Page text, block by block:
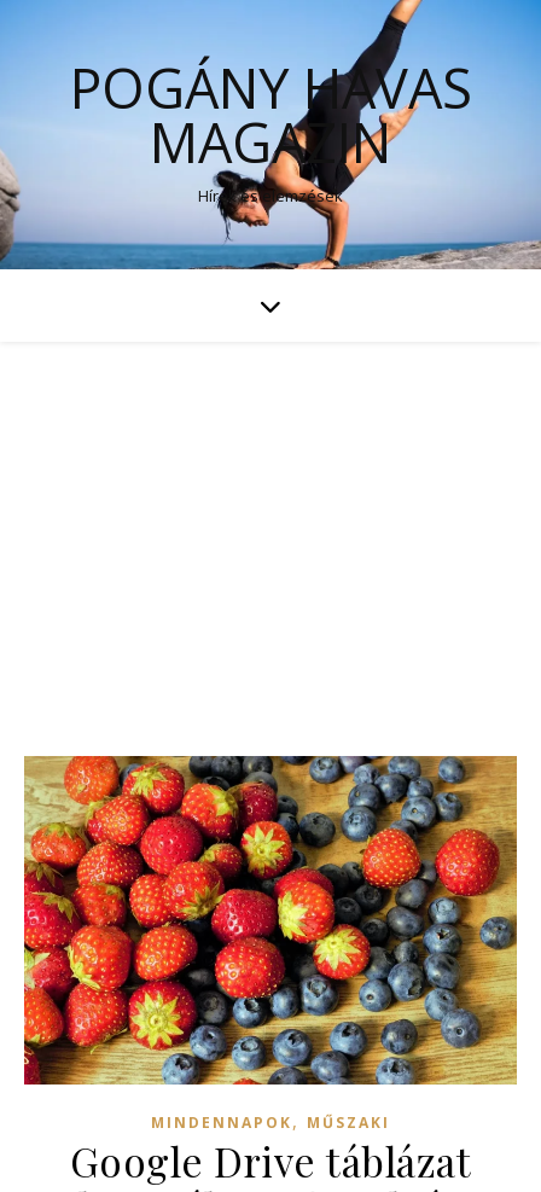
POGÁNY HAVAS
MAGAZIN
Hírek és elemzések
MINDENNAPOK, MŰSZAKI
Google Drive táblázat